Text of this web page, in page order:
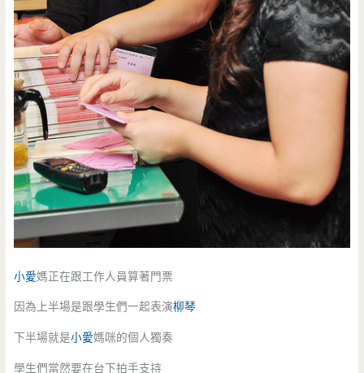
小愛媽正在跟工作人員算著門票
因為上半場是跟學生們一起表演柳琴
下半場就是小愛媽咪的個人獨奏
學生們當然要在台下拍手支持